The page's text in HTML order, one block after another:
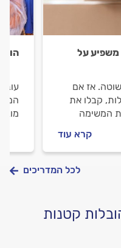
משפיע על
אז אם
קבלו את
המשימה
קרא עוד
לכל המדריכים
קטנות